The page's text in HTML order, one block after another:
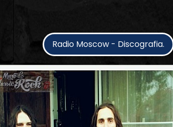
Radio Moscow - Discografia.